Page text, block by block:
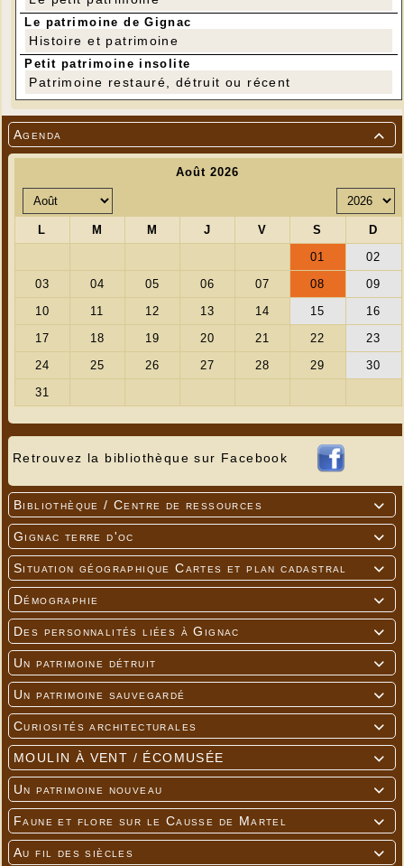

Agenda
Retrouvez la bibliothèque sur Facebook

Bibliothèque / Centre de ressources

Gignac terre d'oc

Situation géographique Cartes et plan cadastral

Démographie

Des personnalités liées à Gignac

Un patrimoine détruit

Un patrimoine sauvegardé

Curiosités architecturales

MOULIN À VENT / ÉCOMUSÉE

Un patrimoine nouveau

Faune et flore sur le Causse de Martel

Au fil des siècles
Le patrimoine de Gignac
Histoire et patrimoine
Petit patrimoine insolite
Patrimoine restauré, détruit ou récent